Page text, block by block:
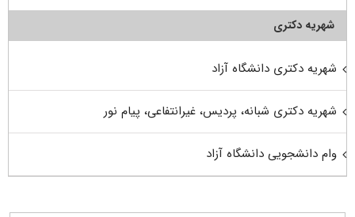
شهریه دکتری
شهریه دکتری دانشگاه آزاد
شهریه دکتری شبانه، پردیس، غیرانتفاعی، پیام نور
وام دانشجویی دانشگاه آزاد